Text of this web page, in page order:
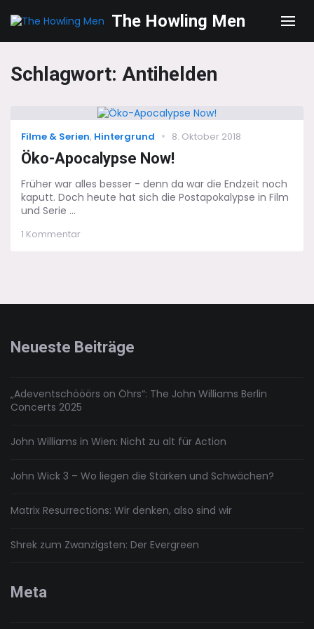
The Howling Men
Schlagwort: Antihelden
Categories
Filme & Serien, Hintergrund
Posted
8. Oktober 2018
Öko-Apocalypse Now!
Früher war alles besser - denn da war die Endzeit noch
kaputt. Doch heute hat sich die Postapokalypse in Film
und Serie ...
1 Kommentarzu
Neueste Beiträge
„Adeventschööörs on Öhrs“: The John Williams Berlin
Concerts 2025
John Williams in Wien: Nicht zu alt für Action
John Wick 3 – Wo liegen die Stärken und Schwächen?
Matrix Resurrections: Wir denken, also sind wir
Shrek zum Zwanzigsten: Der Evergreen
Meta